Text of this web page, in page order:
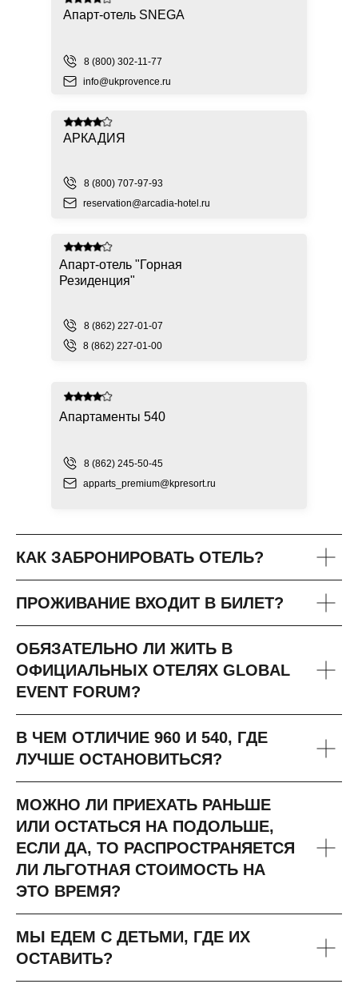
Апарт-отель SNEGA
8 (800) 302-11-77
info@ukprovence.ru
АРКАДИЯ
8 (800) 707-97-93
reservation@arcadia-hotel.ru
Апарт-отель "Горная
Резиденция"
8 (862) 227-01-07
8 (862) 227-01-00
Апартаменты 540
8 (862) 245-50-45
apparts_premium@kpresort.ru
КАК ЗАБРОНИРОВАТЬ ОТЕЛЬ?
ПРОЖИВАНИЕ ВХОДИТ В БИЛЕТ?
ОБЯЗАТЕЛЬНО ЛИ ЖИТЬ В
ОФИЦИАЛЬНЫХ ОТЕЛЯХ GLOBAL
EVENT FORUM?
В ЧЕМ ОТЛИЧИЕ 960 И 540, ГДЕ
ЛУЧШЕ ОСТАНОВИТЬСЯ?
МОЖНО ЛИ ПРИЕХАТЬ РАНЬШЕ
ИЛИ ОСТАТЬСЯ НА ПОДОЛЬШЕ,
ЕСЛИ ДА, ТО РАСПРОСТРАНЯЕТСЯ
ЛИ ЛЬГОТНАЯ СТОИМОСТЬ НА
ЭТО ВРЕМЯ?
МЫ ЕДЕМ С ДЕТЬМИ, ГДЕ ИХ
ОСТАВИТЬ?